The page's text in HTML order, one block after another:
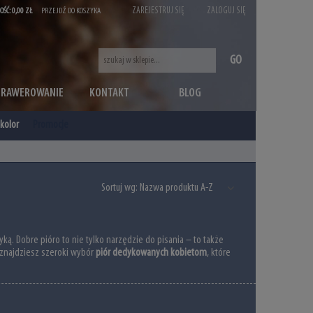
ZAREJESTRUJ SIĘ ZALOGUJ SIĘ
0,00 ZŁ PRZEJDŹ DO KOSZYKA
GO
KONTAKT BLOG
Sortuj wg: Nazwa produktu A-Z
Dobre pióro to nie tylko narzędzie do pisania – to także
szeroki wybór piór dedykowanych kobietom, które